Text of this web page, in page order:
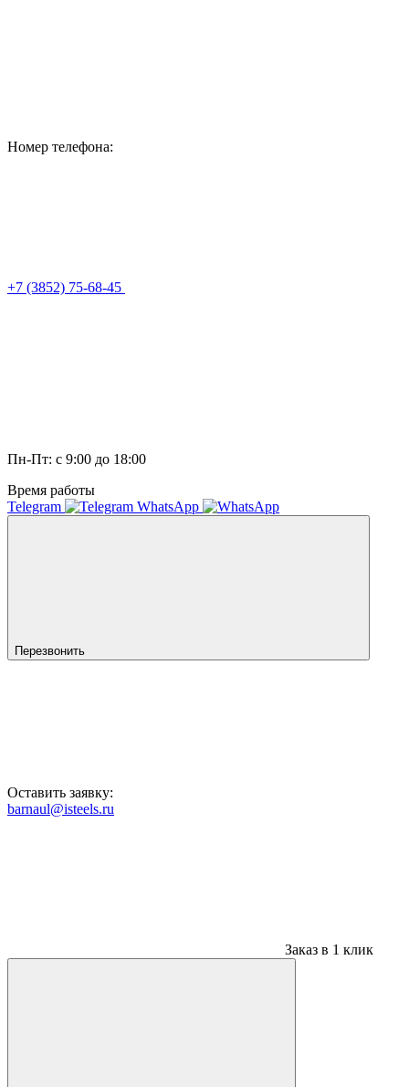
Номер телефона:
+7 (3852) 75-68-45
Пн-Пт: с 9:00 до 18:00
Время работы
Telegram
WhatsApp
Перезвонить
Оставить заявку:
barnaul@isteels.ru
Заказ в 1 клик